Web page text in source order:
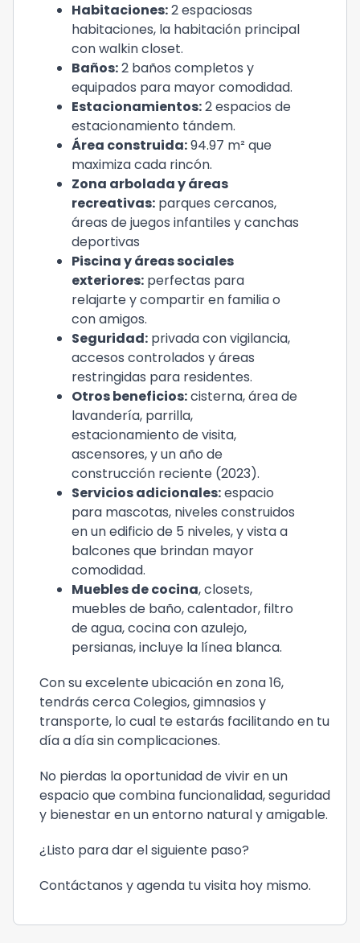
Habitaciones:2 espaciosas
habitaciones, la habitación principal
con walkin closet.
Baños:2 baños completos y
equipados para mayor comodidad.
Estacionamientos:2 espacios de
estacionamiento tándem.
Área construida:94.97 m² que
maximiza cada rincón.
Zona arbolada y áreas
recreativas: parques cercanos,
áreas de juegos infantiles y canchas
deportivas
Piscina y áreas sociales
exteriores: perfectas para
relajarte y compartir en familia o
con amigos.
Seguridad: privada con vigilancia,
accesos controlados y áreas
restringidas para residentes.
Otros beneficios:cisterna, área de
lavandería, parrilla,
estacionamiento de visita,
ascensores, y un año de
construcción reciente (2023).
Servicios adicionales:espacio
para mascotas, niveles construidos
en un edificio de 5 niveles, y vista a
balcones que brindan mayor
comodidad.
Muebles de cocina, closets,
muebles de baño, calentador, filtro
de agua, cocina con azulejo,
persianas, incluye la línea blanca.
Con su excelente ubicación en zona 16,
tendrás cerca Colegios, gimnasios y
transporte, lo cual te estarás facilitando en tu
día a día sin complicaciones.
No pierdas la oportunidad de vivir en un
espacio que combina funcionalidad, seguridad
y bienestar en un entorno natural y amigable.
¿Listo para dar el siguiente paso?
Contáctanos y agenda tu visita hoy mismo.